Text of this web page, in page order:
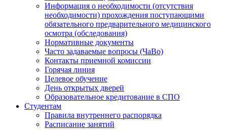
Информация о необходимости (отсутствия
необходимости) прохождения поступающими
обязательного предварительного медицинского
осмотра (обследования)
Нормативные документы
Часто задаваемые вопросы (ЧаВо)
Контакты приемной комиссии
Горячая линия
Целевое обучение
День открытых дверей
Образовательное кредитование в СПО
Студентам
Правила внутреннего распорядка
Расписание занятий